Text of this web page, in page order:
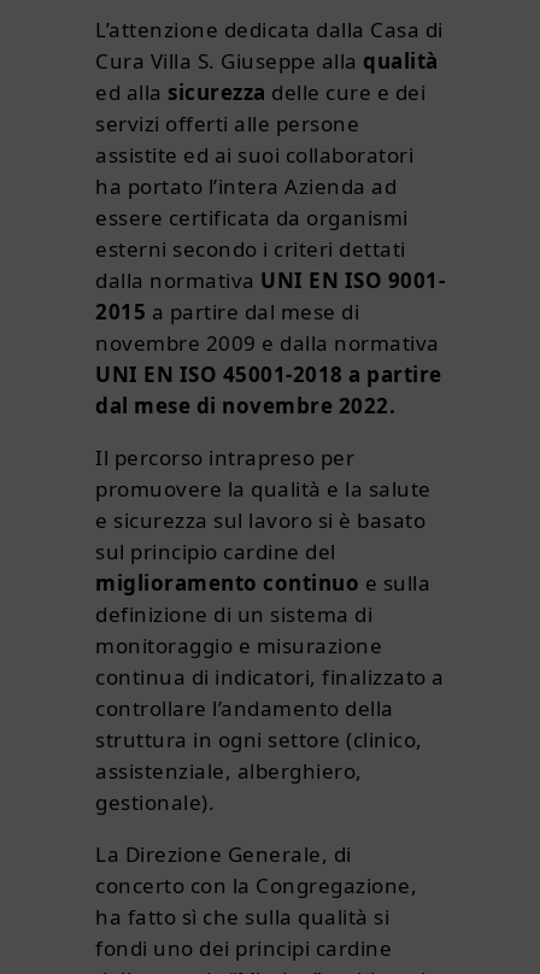
LAVORA CON NOI
L’attenzione dedicata dalla Casa di
Cura Villa S. Giuseppe alla qualità
ed alla sicurezza delle cure e dei
servizi offerti alle persone
assistite ed ai suoi collaboratori
ha portato l’intera Azienda ad
essere certificata da organismi
esterni secondo i criteri dettati
dalla normativa UNI EN ISO 9001-
2015 a partire dal mese di
novembre 2009 e dalla normativa
UNI EN ISO 45001-2018 a partire
dal mese di novembre 2022.
Il percorso intrapreso per
promuovere la qualità e la salute
e sicurezza sul lavoro si è basato
sul principio cardine del
miglioramento continuo e sulla
definizione di un sistema di
monitoraggio e misurazione
continua di indicatori, finalizzato a
controllare l’andamento della
struttura in ogni settore (clinico,
assistenziale, alberghiero,
gestionale).
La Direzione Generale, di
concerto con la Congregazione,
ha fatto sì che sulla qualità si
fondi uno dei principi cardine